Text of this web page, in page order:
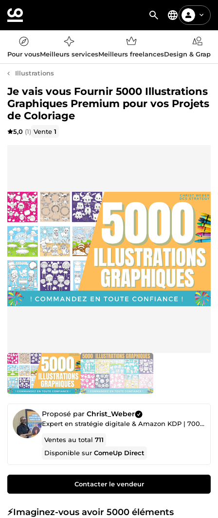
Pour vousMeilleurs servicesMeilleurs freelancesDesign &
Illustrations
Je vais vous Fournir 5000 Illustrations
Graphiques Premium pour vos Projets
de Coloriage
5,0 (1) Vente1
Proposé par Christ_Weber
Expert en stratégie digitale & Amazon KDP | 700+ projets réalisés ✅
Ventes au total711
Disponible surComeUp Direct
Contacter le vendeur
⚡Imaginez-vous avoir 5000 éléments